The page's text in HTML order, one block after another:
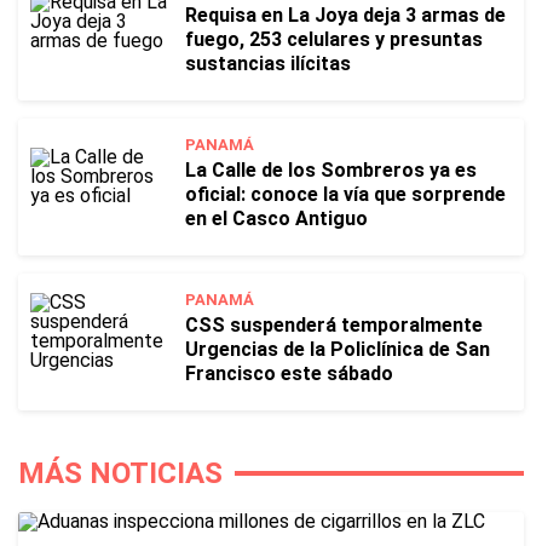
Requisa en La Joya deja 3 armas de
fuego, 253 celulares y presuntas
sustancias ilícitas
PANAMÁ
La Calle de los Sombreros ya es
oficial: conoce la vía que sorprende
en el Casco Antiguo
PANAMÁ
CSS suspenderá temporalmente
Urgencias de la Policlínica de San
Francisco este sábado
MÁS NOTICIAS